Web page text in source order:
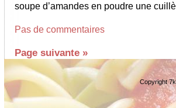
soupe d’amandes en poudre une
Pas de commentaires
Page suivante »
Copyright